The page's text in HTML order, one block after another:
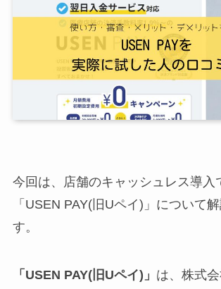
今回は、店舗のキャッシュレス導入
「USEN PAY(旧Uペイ)」について
す。
「USEN PAY(旧Uペイ)」 は、株式